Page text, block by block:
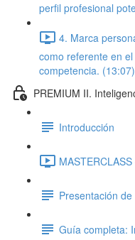
perfil profesional
4. Marca
como referente en
competencia. (13:07)
PREMIUM II.
Introducción
Presentación
Guía completa: